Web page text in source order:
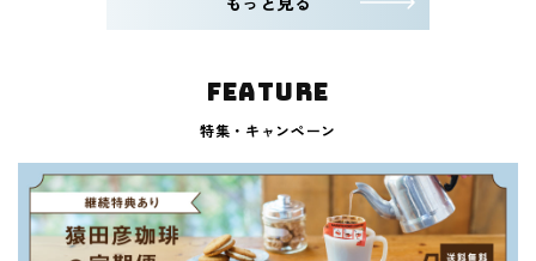
FEATURE
特集・キャンペーン